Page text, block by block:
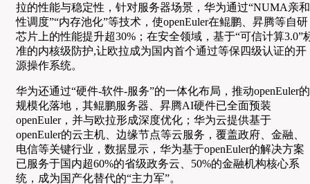
拉的性能与稳定性，针对服务器场景，华为通过“NUMA亲和
性调度”“内存池化”等技术，使openEuler在鲲鹏、昇腾等自研
芯片上的性能提升超30%；在安全领域，基于“可信计算3.0”
准的内核级防护,让欧拉成为国内首个通过等保四级认证的开
源操作系统。
华为还通过“硬件-软件-服务”的一体化布局，推动openEuler的
规模化落地，其鲲鹏服务器、昇腾AI硬件已全面预装
openEuler，并与欧拉形成深度优化；华为云提供基于
openEuler的云主机、边缘节点等云服务，覆盖政府、金融、
电信等关键行业，数据显示，华为基于openEuler的解决方案
已服务于国内超60%的省级政务云、50%的金融机构核心系
统，成为国产化替代的“主力军”。